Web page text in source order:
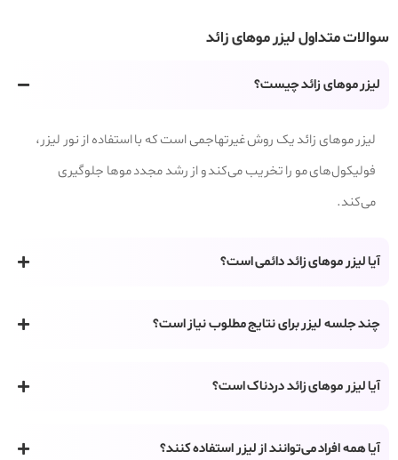
سوالات متداول لیزر موهای زائد
لیزر موهای زائد چیست؟
لیزر موهای زائد یک روش غیرتهاجمی است که با استفاده از نور لیزر،
فولیکول‌های مو را تخریب می‌کند و از رشد مجدد موها جلوگیری
می‌کند.
آیا لیزر موهای زائد دائمی است؟
چند جلسه لیزر برای نتایج مطلوب نیاز است؟
آیا لیزر موهای زائد دردناک است؟
آیا همه افراد می‌توانند از لیزر استفاده کنند؟